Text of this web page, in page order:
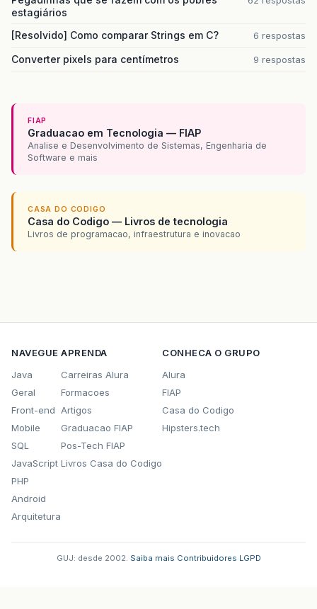
catch ( Exception e)
throw e;
estagiários
[Resolvido] Como comparar Strings em C? 6 respostas
Converter pixels para centímetros 9 respostas
FIAP
Graduacao em Tecnologia — FIAP
Analise e Desenvolvimento de Sistemas, Engenharia de
Software e mais
CASA DO CODIGO
Casa do Codigo — Livros de tecnologia
Livros de programacao, infraestrutura e inovacao
NAVEGUE
Java
Geral
Front-end
Mobile
SQL
JavaScript
PHP
Android
Arquitetura
APRENDA
Carreiras Alura
Formacoes
Artigos
Graduacao FIAP
Pos-Tech FIAP
Livros Casa do Codigo
CONHECA O GRUPO
Alura
FIAP
Casa do Codigo
Hipsters.tech
GUJ: desde 2002. Saiba mais Contribuidores LGPD